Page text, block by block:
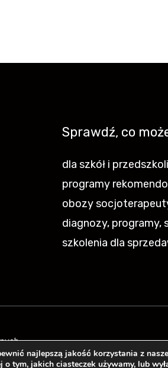
Sprawdź, co
dla szkół i przedszkoli
programy
obozy
diagnozy, programy,
szkolenia dla
najlepszą jakość korzystania z
o tym, jakich ciasteczek używamy, lub